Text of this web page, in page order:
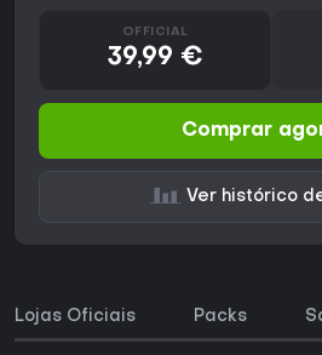
OFFICIAL
39,99 €
Comprar
Ver histórico
Lojas Oficiais Packs